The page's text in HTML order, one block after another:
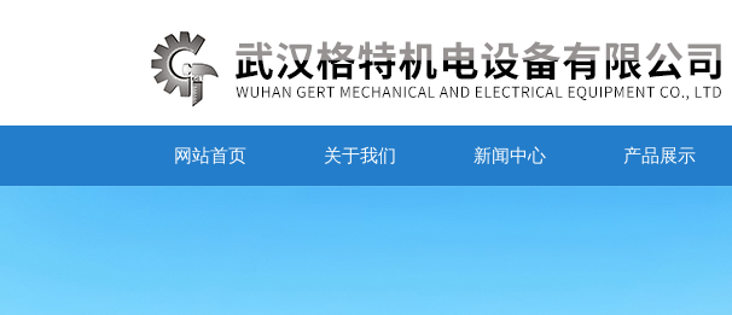
网站首页 关于我们 新闻中心 产品展示